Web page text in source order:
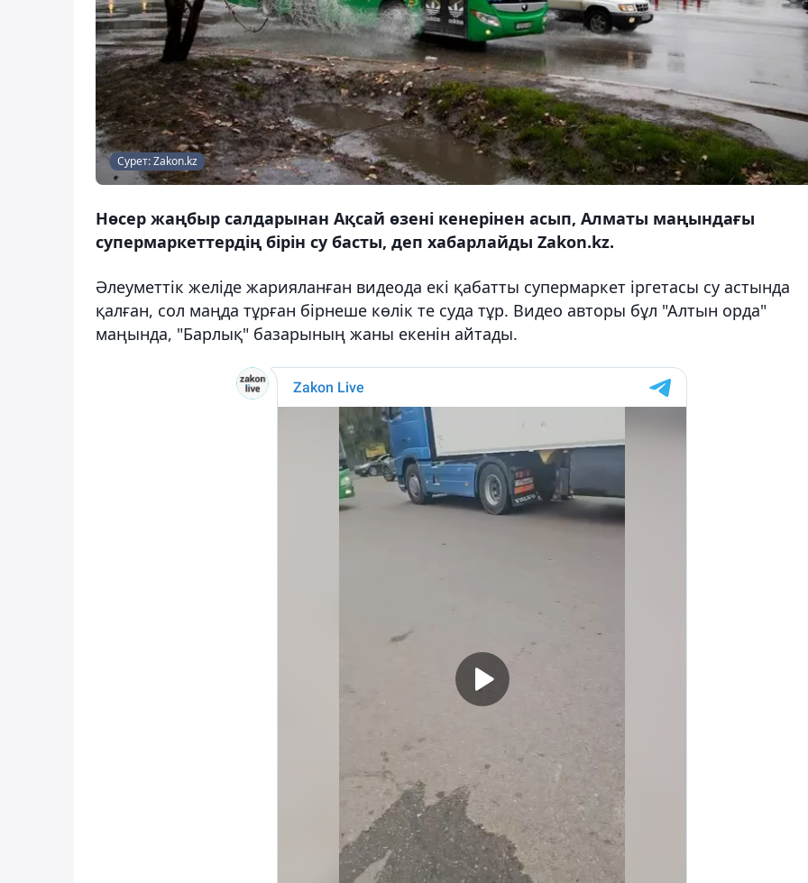
Сурет: Zakon.kz
Нөсер жаңбыр салдарынан Ақсай өзені кенерінен асып, Алматы маңындағы
супермаркеттердің бірін су басты, деп хабарлайды Zakon.kz.
Әлеуметтік желіде жарияланған видеода екі қабатты супермаркет іргетасы су астында
қалған, сол маңда тұрған бірнеше көлік те суда тұр. Видео авторы бұл "Алтын орда"
маңында, "Барлық" базарының жаны екенін айтады.